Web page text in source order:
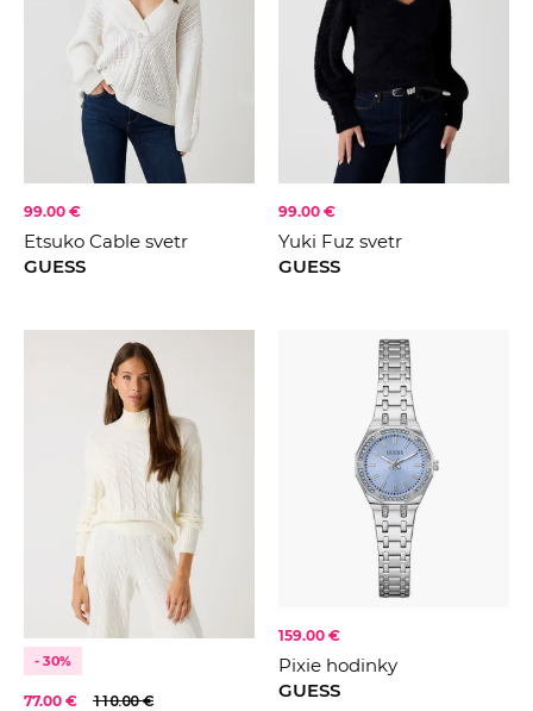
99.00 €
Etsuko Cable svetr
GUESS
99.00 €
Yuki Fuz svetr
GUESS
- 30%
77.00 € 110.00 €
159.00 €
Pixie hodinky
GUESS